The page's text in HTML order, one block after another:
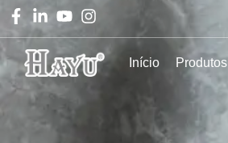
Início Produtos